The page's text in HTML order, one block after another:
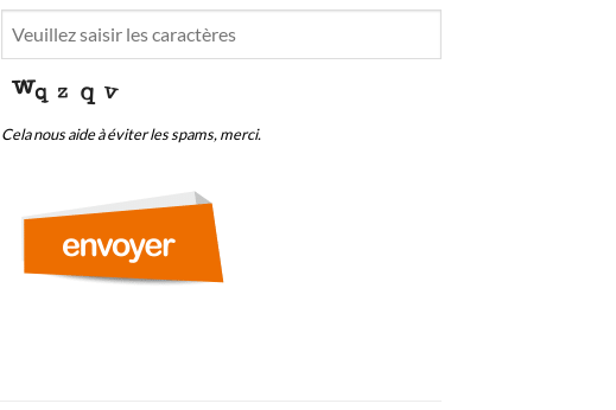
Cela nous aide à éviter les spams, merci.